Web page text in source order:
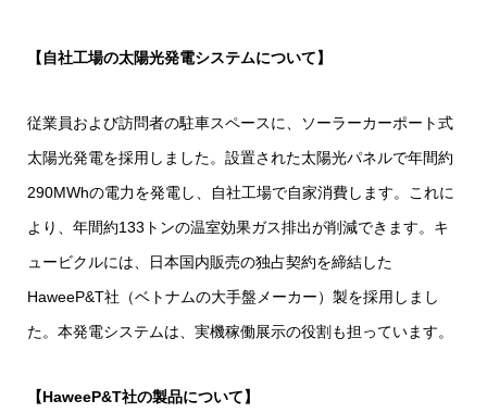
【自社工場の太陽光発電システムについて】
従業員および訪問者の駐車スペースに、ソーラーカーポート式
太陽光発電を採用しました。設置された太陽光パネルで年間約
290MWhの電力を発電し、自社工場で自家消費します。これに
より、年間約133トンの温室効果ガス排出が削減できます。キ
ュービクルには、日本国内販売の独占契約を締結した
HaweeP&T社（ベトナムの大手盤メーカー）製を採用しまし
た。本発電システムは、実機稼働展示の役割も担っています。
【HaweeP&T社の製品について】